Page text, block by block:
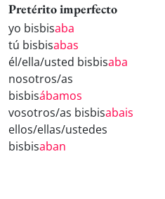
Pretérito imperfecto
yo bisbisaba
tú bisbisabas
él/ella/usted bisbisaba
nosotros/as
bisbisábamos
vosotros/as bisbisabais
ellos/ellas/ustedes
bisbisaban